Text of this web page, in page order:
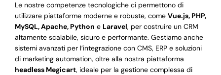
Le nostre competenze tecnologiche ci permettono di
utilizzare piattaforme moderne e robuste, come Vue.js, PHP,
MySQL, Apache, Python e Laravel, per costruire un CRM
altamente scalabile, sicuro e performante. Gestiamo anche
sistemi avanzati per l’integrazione con CMS, ERP e soluzioni
di marketing automation, oltre alla nostra piattaforma
headless Megicart, ideale per la gestione complessa di